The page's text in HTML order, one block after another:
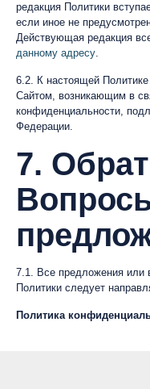
редакция Политики
если иное не
Действующая редакция
данному адресу.
6.2. К настоящей
Сайтом, возникающим в
конфиденциальности,
Федерации.
7.
7.1. Все предложения или
Политики следует
Политика